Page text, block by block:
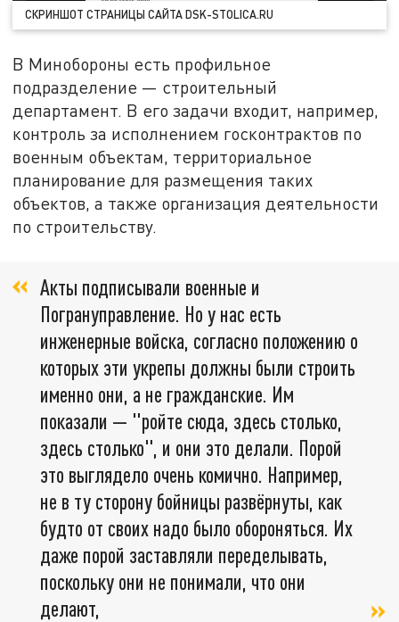
СКРИНШОТ СТРАНИЦЫ САЙТА DSK-STOLICA.RU
В Минобороны есть профильное
подразделение — строительный
департамент. В его задачи входит, например,
контроль за исполнением госконтрактов по
военным объектам, территориальное
планирование для размещения таких
объектов, а также организация деятельности
по строительству.
Акты подписывали военные и
Погрануправление. Но у нас есть
инженерные войска, согласно положению о
которых эти укрепы должны были строить
именно они, а не гражданские. Им
показали — "ройте сюда, здесь столько,
здесь столько", и они это делали. Порой
это выглядело очень комично. Например,
не в ту сторону бойницы развёрнуты, как
будто от своих надо было обороняться. Их
даже порой заставляли переделывать,
поскольку они не понимали, что они
делают,